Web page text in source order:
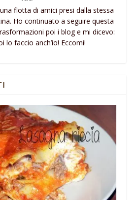
flotta di amici presi dalla stessa
Ho continuato a seguire questa
poi i blog e mi dicevo:
lo faccio anch’io! Eccomi!